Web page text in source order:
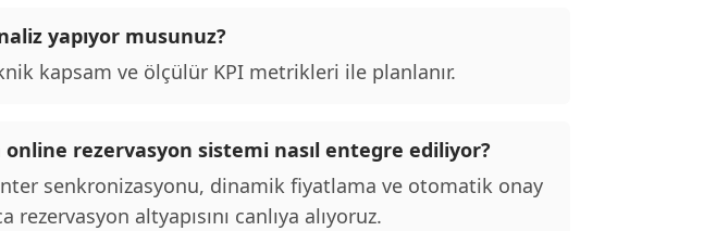
yapıyor musunuz?
kapsam ve ölçülür KPI metrikleri ile planlanır.
rezervasyon sistemi nasıl entegre ediliyor?
senkronizasyonu, dinamik fiyatlama ve otomatik onay
altyapısını canlıya alıyoruz.